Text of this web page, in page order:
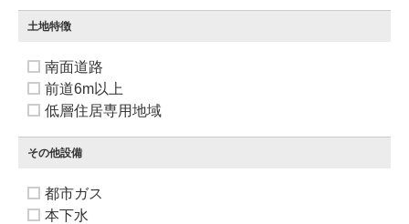
土地特徴
南面道路
前道6m以上
低層住居専用地域
その他設備
都市ガス
本下水